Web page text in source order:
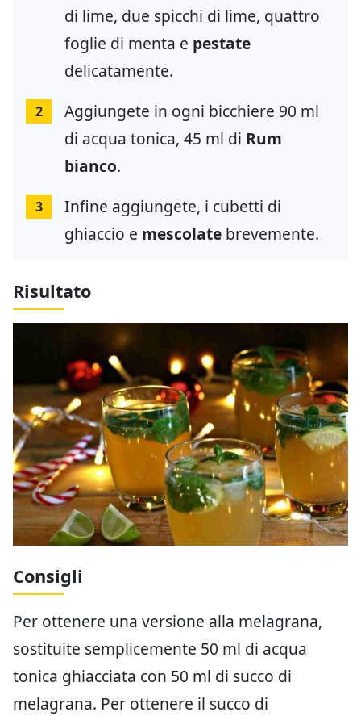
di lime, due spicchi di lime, quattro
foglie di menta e pestate
delicatamente.
2
Aggiungete in ogni bicchiere 90 ml
di acqua tonica, 45 ml di Rum
bianco.
3
Infine aggiungete, i cubetti di
ghiaccio e mescolate brevemente.
Risultato
Consigli
Per ottenere una versione alla melagrana,
sostituite semplicemente 50 ml di acqua
tonica ghiacciata con 50 ml di succo di
melagrana. Per ottenere il succo di